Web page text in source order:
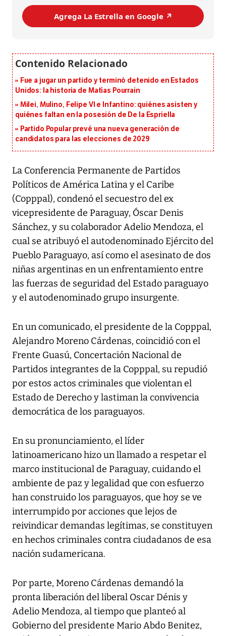
Agrega La Estrella en Google ↗️
Fue a jugar un partido y terminó detenido en Estados
Unidos: la historia de Matías Pourrain
Milei, Mulino, Felipe VI e Infantino: quiénes asisten y
quiénes faltan en la posesión de De la Espriella
Partido Popular prevé una nueva generación de
candidatos para las elecciones de 2029
La Conferencia Permanente de Partidos
Políticos de América Latina y el Caribe
(Copppal), condenó el secuestro del ex
vicepresidente de Paraguay, Óscar Denis
Sánchez, y su colaborador Adelio Mendoza, el
cual se atribuyó el autodenominado Ejército del
Pueblo Paraguayo, así como el asesinato de dos
niñas argentinas en un enfrentamiento entre
las fuerzas de seguridad del Estado paraguayo
y el autodenominado grupo insurgente.
En un comunicado, el presidente de la Copppal,
Alejandro Moreno Cárdenas, coincidió con el
Frente Guasú, Concertación Nacional de
Partidos integrantes de la Copppal, su repudió
por estos actos criminales que violentan el
Estado de Derecho y lastiman la convivencia
democrática de los paraguayos.
En su pronunciamiento, el líder
latinoamericano hizo un llamado a respetar el
marco institucional de Paraguay, cuidando el
ambiente de paz y legalidad que con esfuerzo
han construido los paraguayos, que hoy se ve
interrumpido por acciones que lejos de
reivindicar demandas legítimas, se constituyen
en hechos criminales contra ciudadanos de esa
nación sudamericana.
Por parte, Moreno Cárdenas demandó la
pronta liberación del liberal Oscar Dénis y
Adelio Mendoza, al tiempo que planteó al
Gobierno del presidente Mario Abdo Benitez,